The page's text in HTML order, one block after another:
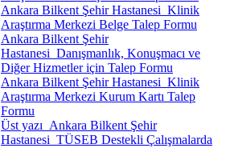
Ankara Bilkent Şehir Hastanesi_Klinik
Araştırma Merkezi Belge Talep Formu
Ankara Bilkent Şehir
Hastanesi_Danışmanlık, Konuşmacı ve
Diğer Hizmetler için Talep Formu
Ankara Bilkent Şehir Hastanesi_Klinik
Araştırma Merkezi Kurum Kartı Talep
Formu
Üst yazı_Ankara Bilkent Şehir
Hastanesi_TÜSEB Destekli Çalışmalarda